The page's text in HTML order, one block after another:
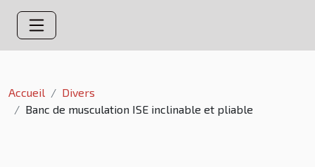
Accueil
Divers
Banc de musculation ISE inclinable et pliable